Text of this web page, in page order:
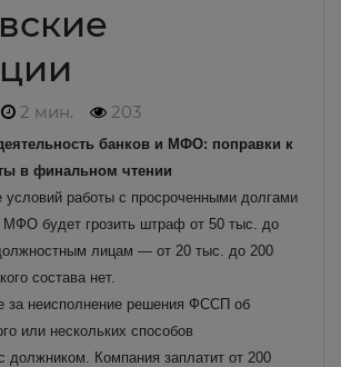
2 мин. 203
банков и МФО: поправки к
в финальном чтении
работы с просроченными долгами
будет грозить штраф от 50 тыс. до
лицам — от 20 тыс. до 200
состава нет.
за неисполнение решения ФССП об
или нескольких способов
должником. Компания заплатит от 200